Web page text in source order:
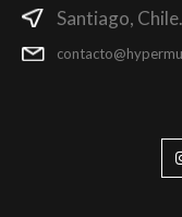
Santiago, Chile.